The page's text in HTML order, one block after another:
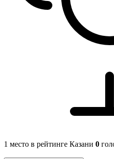
1 место в рейтинге Казани 0